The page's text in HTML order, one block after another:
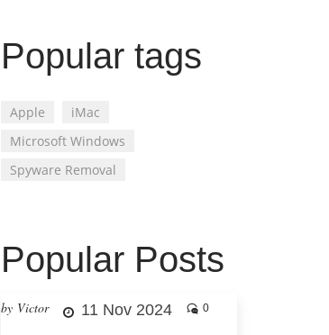
Popular tags
Apple
iMac
Microsoft Windows
Spyware Removal
Popular Posts
by Victor 11 Nov 2024 0